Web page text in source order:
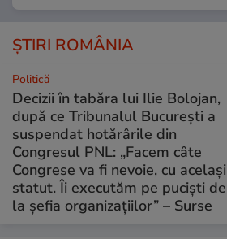
ȘTIRI ROMÂNIA
Politică
Decizii în tabăra lui Ilie Bolojan,
după ce Tribunalul București a
suspendat hotărârile din
Congresul PNL: „Facem câte
Congrese va fi nevoie, cu același
statut. Îi executăm pe puciști de
la șefia organizațiilor” – Surse